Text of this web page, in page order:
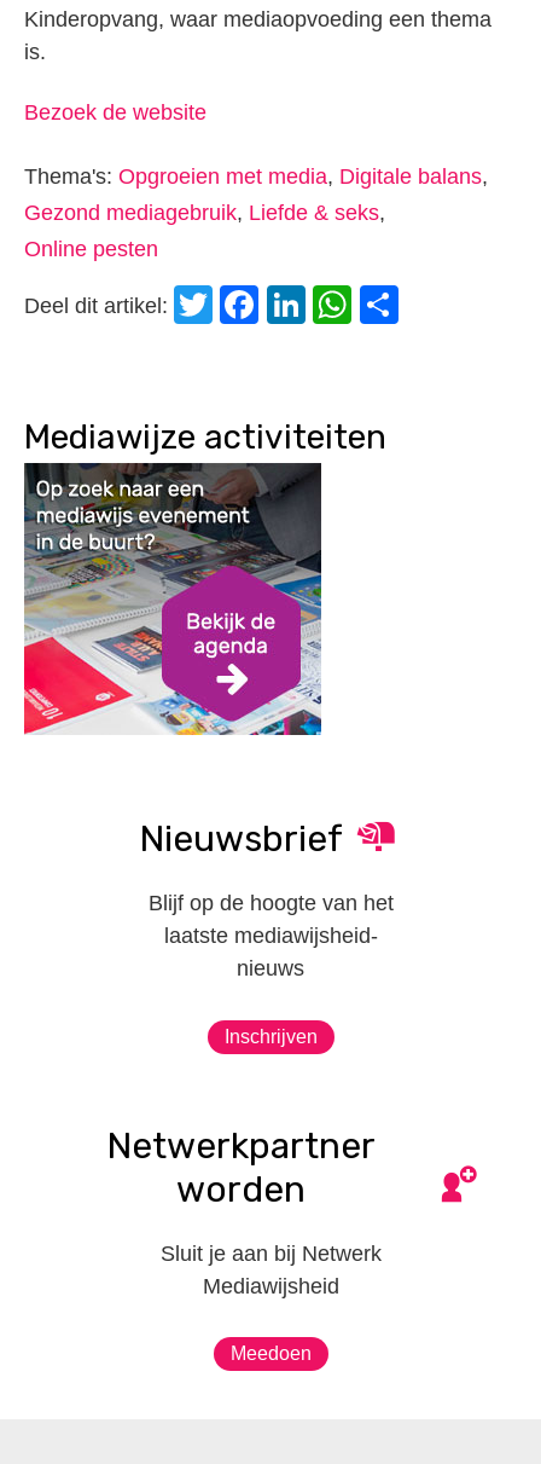
Kinderopvang, waar mediaopvoeding een thema
is.
Bezoek de website
Thema's: Opgroeien met media, Digitale balans,
Gezond mediagebruik, Liefde & seks,
Online pesten
Deel dit artikel: Twitter
Facebook
LinkedIn
WhatsApp
Mediawijze activiteiten
Nieuwsbrief
Blijf op de hoogte van het
laatste mediawijsheid-
nieuws
Inschrijven
Netwerkpartner
worden
Sluit je aan bij Netwerk
Mediawijsheid
Meedoen